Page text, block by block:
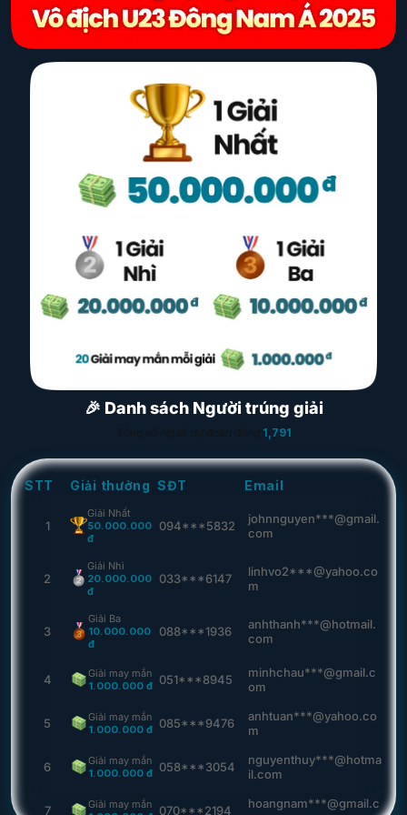
🎉 Danh sách Người trúng giải
Tổng số người dự đoán đúng 1,791
STT Giải thưởng SĐT Email
1
Giải Nhất
50.000.000
đ
094***5832
johnnguyen***@gmail.
com
2
Giải Nhì
20.000.000
đ
033***6147
linhvo2***@yahoo.co
m
3
Giải Ba
10.000.000
đ
088***1936
anhthanh***@hotmail.
com
4
Giải may mắn
1.000.000 đ 051***8945
minhchau***@gmail.c
om
5
Giải may mắn
1.000.000 đ 085***9476
anhtuan***@yahoo.co
m
6
Giải may mắn
1.000.000 đ 058***3054
nguyenthuy***@hotma
il.com
7
Giải may mắn
070***2194
hoangnam***@gmail.c